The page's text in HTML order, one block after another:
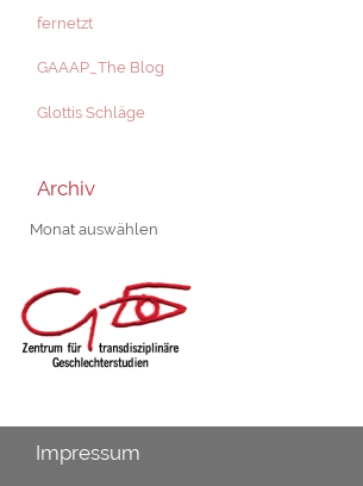
fernetzt
GAAAP_The Blog
Glottis Schläge
Archiv
Archiv
Impressum